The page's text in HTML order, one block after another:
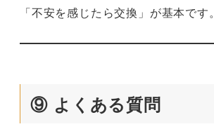
「不安を感じたら交換」が基本です。
⑨ よくある質問